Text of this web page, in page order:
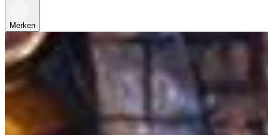
Merken